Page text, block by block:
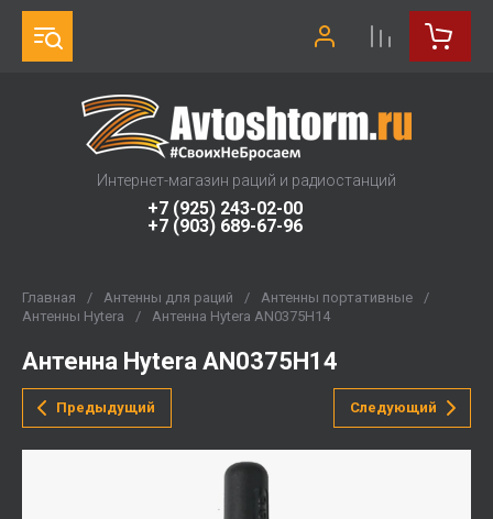
Интернет-магазин раций и радиостанций
+7 (925) 243-02-00
+7 (903) 689-67-96
Главная / Антенны для раций / Антенны портативные
/
Антенны Hytera
/ Антенна Hytera AN0375H14
Антенна Hytera AN0375H14
Предыдущий Следующий